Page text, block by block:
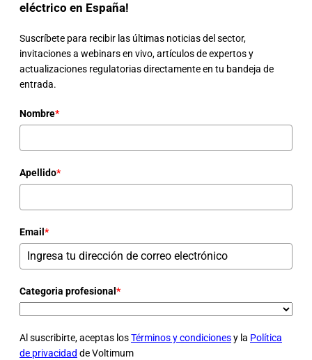
eléctrico en España!
Suscríbete para recibir las últimas noticias del sector,
invitaciones a webinars en vivo, artículos de expertos y
actualizaciones regulatorias directamente en tu bandeja de
entrada.
Nombre*
Apellido*
Email *
Categoria profesional *
Al suscribirte, aceptas losTérminos y condicionesy la Política
de privacidad de Voltimum